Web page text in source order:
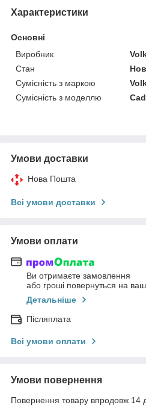
Характеристики
Основні
Виробник
Стан
Сумісність з маркою
Сумісність з моделлю
Умови доставки
Нова Пошта
Всі умови доставки
Умови оплати
Ви отримаєте замовлення
або гроші повернуться на
Детальніше
Післяплата
Всі умови оплати
Умови повернення
Повернення товару впродовж 14